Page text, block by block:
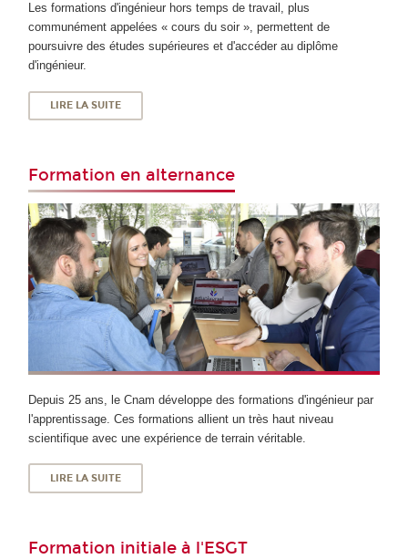
Les formations d'ingénieur hors temps de travail, plus
communément appelées « cours du soir », permettent de
poursuivre des études supérieures et d'accéder au diplôme
d'ingénieur.
LIRE LA SUITE
Formation en alternance
Depuis 25 ans, le Cnam développe des formations d'ingénieur par
l'apprentissage. Ces formations allient un très haut niveau
scientifique avec une expérience de terrain véritable.
LIRE LA SUITE
Formation initiale à l'ESGT